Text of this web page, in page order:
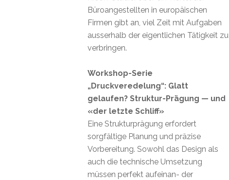
Büroangestellten in europäischen
Firmen gibt an, viel Zeit mit Aufgaben
ausserhalb der eigentlichen Tätigkeit zu
verbringen.
Workshop-Serie
„Druckveredelung“: Glatt
gelaufen? Struktur-Prägung — und
«der letzte Schliff»
Eine Strukturprägung erfordert
sorgfältige Planung und präzise
Vorbereitung. Sowohl das Design als
auch die technische Umsetzung
müssen perfekt aufeinan- der